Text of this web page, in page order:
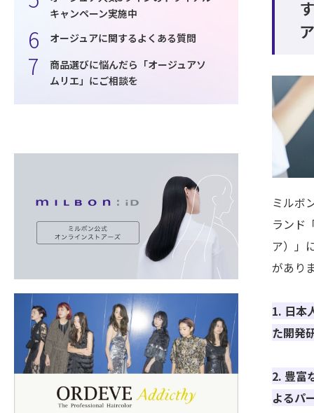
キャンペーン実施中
オージュアに関するよくある質問
商品選びに悩んだら「オージュアソ
ムリエ」にご相談を
ミルボ
ランド
ア）」
があり
1. 日本
た開発
2. 豊富
よるパ